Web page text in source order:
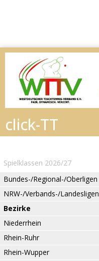
Spielklassen 2026/27
Bundes-/Regional-/Oberligen
NRW-/Verbands-/Landesligen
Bezirke
Niederrhein
Rhein-Ruhr
Rhein-Wupper